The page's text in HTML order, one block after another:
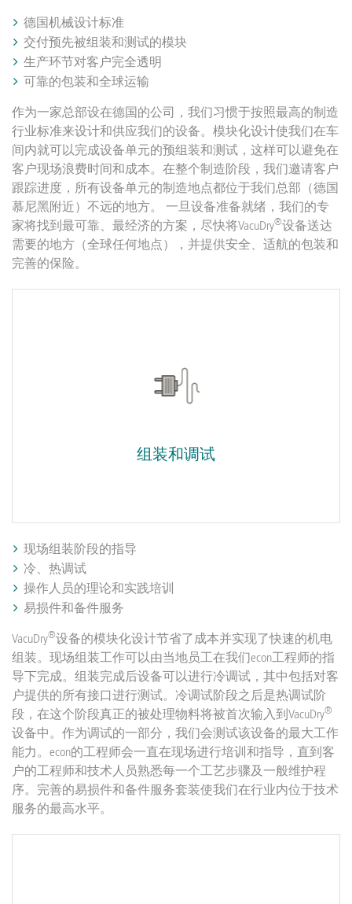
德国机械设计标准
交付预先被组装和测试的模块
生产环节对客户完全透明
可靠的包装和全球运输
作为一家总部设在德国的公司，我们习惯于按照最高的制造
行业标准来设计和供应我们的设备。模块化设计使我们在车
间内就可以完成设备单元的预组装和测试，这样可以避免在
客户现场浪费时间和成本。在整个制造阶段，我们邀请客户
跟踪进度，所有设备单元的制造地点都位于我们总部（德国
慕尼黑附近）不远的地方。 一旦设备准备就绪，我们的专
家将找到最可靠、最经济的方案，尽快将VacuDry®设备送达
需要的地方（全球任何地点），并提供安全、适航的包装和
完善的保险。
组装和调试
现场组装阶段的指导
冷、热调试
操作人员的理论和实践培训
易损件和备件服务
VacuDry®设备的模块化设计节省了成本并实现了快速的机电
组装。现场组装工作可以由当地员工在我们econ工程师的指
导下完成。组装完成后设备可以进行冷调试，其中包括对客
户提供的所有接口进行测试。冷调试阶段之后是热调试阶
段，在这个阶段真正的被处理物料将被首次输入到VacuDry®
设备中。作为调试的一部分，我们会测试该设备的最大工作
能力。econ的工程师会一直在现场进行培训和指导，直到客
户的工程师和技术人员熟悉每一个工艺步骤及一般维护程
序。完善的易损件和备件服务套装使我们在行业内位于技术
服务的最高水平。